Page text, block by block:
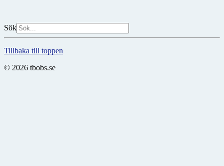
Sök
Tillbaka till toppen
© 2026 tbobs.se